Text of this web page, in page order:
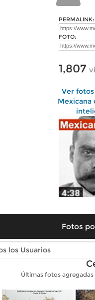
PERMALINK:
FOTO:
1,807
Ver
Mexicana
Fotos
Fotos antiguas de
Últimas fotos agregadas